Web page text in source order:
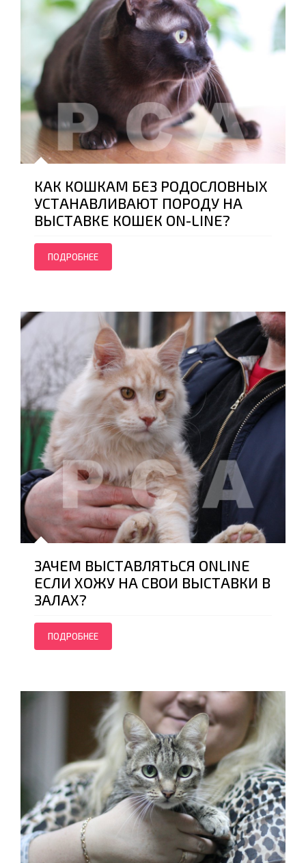
КАК КОШКАМ БЕЗ РОДОСЛОВНЫХ
УСТАНАВЛИВАЮТ ПОРОДУ НА
ВЫСТАВКЕ КОШЕК ON-LINE?
ПОДРОБНЕЕ
ЗАЧЕМ ВЫСТАВЛЯТЬСЯ ONLINE
ЕСЛИ ХОЖУ НА СВОИ ВЫСТАВКИ В
ЗАЛАХ?
ПОДРОБНЕЕ